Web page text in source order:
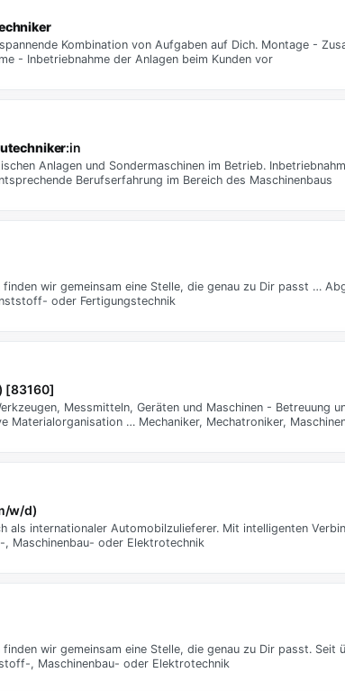
Kombination von Aufgaben auf Dich. Montage -
- Inbetriebnahme der Anlagen beim Kunden vor
:in
Anlagen und Sondermaschinen im Betrieb.
Berufserfahrung im Bereich des Maschinenbaus
wir gemeinsam eine Stelle, die genau zu Dir passt …
oder Fertigungstechnik
[83160]
Messmitteln, Geräten und Maschinen - Betreuung
Materialorganisation … Mechaniker, Mechatroniker,
w/d)
als internationaler Automobilzulieferer. Mit intelligenten
Maschinenbau- oder Elektrotechnik
wir gemeinsam eine Stelle, die genau zu Dir passt.
, Maschinenbau- oder Elektrotechnik